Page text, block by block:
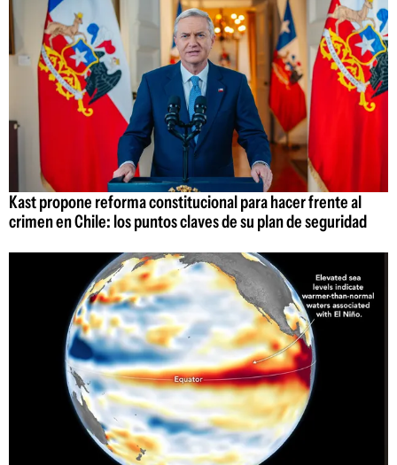
Kast propone reforma constitucional para hacer frente al
crimen en Chile: los puntos claves de su plan de seguridad